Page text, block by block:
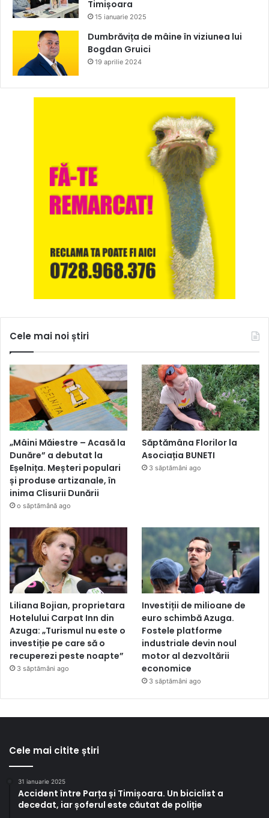
Timișoara
15 ianuarie 2025
Dumbrăvița de mâine în viziunea lui
Bogdan Gruici
19 aprilie 2024
Cele mai noi știri
„Mâini Măiestre – Acasă la
Dunăre” a debutat la
Eșelnița. Meșteri populari
și produse artizanale, în
inima Clisurii Dunării
o săptămână ago
Săptămâna Florilor la
Asociația BUNETI
3 săptămâni ago
Liliana Bojian, proprietara
Hotelului Carpat Inn din
Azuga: „Turismul nu este o
investiție pe care să o
recuperezi peste noapte”
3 săptămâni ago
Investiții de milioane de
euro schimbă Azuga.
Fostele platforme
industriale devin noul
motor al dezvoltării
economice
3 săptămâni ago
Cele mai citite știri
31 ianuarie 2025
Accident între Parța și Timișoara. Un biciclist a
decedat, iar șoferul este căutat de poliție